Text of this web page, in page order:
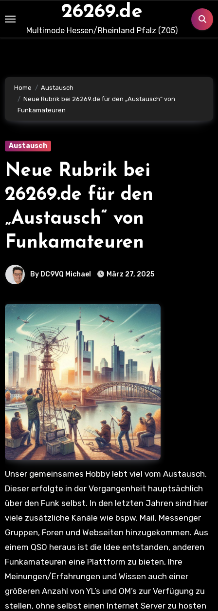
to
content
26269.de
Multimode Hessen/Rheinland Pfalz (Z05)
Home
Austausch
Neue Rubrik bei 26269.de für den „Austausch“ von
Funkamateuren
Austausch
Neue Rubrik bei
26269.de für den
„Austausch“ von
Funkamateuren
By DC9VQ Michael März 27, 2025
Unser gemeinsames Hobby lebt viel vom Austausch.
Dieser erfolgte in der Vergangenheit hauptsächlich
über den Funk selbst. In den letzten Jahren sind hier
viele zusätzliche Kanäle wie bspw. Mail, Messenger
Gruppen, Foren und Webseiten hinzugekommen. Aus
einem QSO heraus ist die Idee entstanden, anderen
Funkamateuren eine Plattform zu bieten, Ihre
Meinungen/Erfahrungen und Wissen auch einer
größeren Anzahl von YL’s und OM’s zur Verfügung zu
stellen, ohne selbst einen Internet Server zu hosten